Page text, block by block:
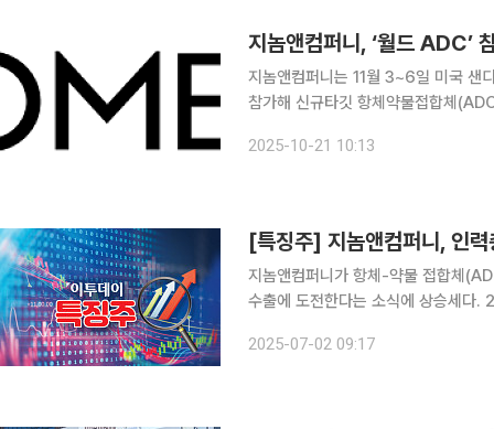
지놈앤컴퍼니, ‘월드 ADC’
지놈앤컴퍼니는 11월 3~6일 미국 샌
참가해 신규타깃 항체약물접합체
로벌 제약사 및 바이오텍 연구자, 투
2025-10-21 10:13
지놈앤컴퍼니가 항체-약물 접합체
수출에 도전한다는 소식에 상승세다. 2일 오전 9시 15분 현재 지놈앤컴퍼니는 전일 대비 225원
목표로 ADC 면역항암제 신약 후보
2025-07-02 09:17